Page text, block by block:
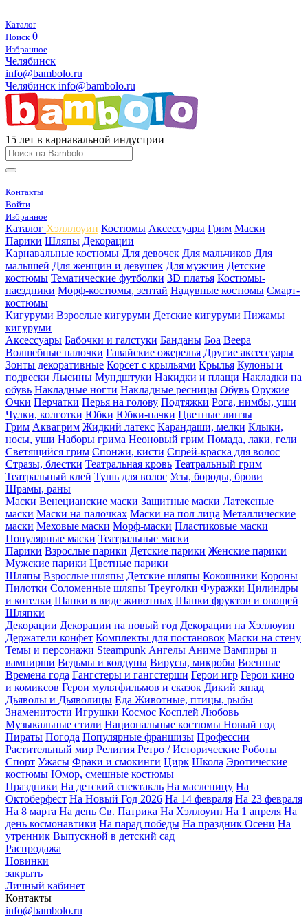
Каталог
Поиск 0
Избранное
Челябинск
info@bambolo.ru
Челябинск info@bambolo.ru
15 лет в карнавальной индустрии
Контакты
Войти
Избранное
Каталог Хэлллоуин Костюмы Аксессуары Грим Маски
Парики Шляпы Декорации
Карнавальные костюмы Для девочек Для мальчиков Для
малышей Для женщин и девушек Для мужчин Детские
костюмы Тематические футболки 3D платья Костюмы-
наездники Морф-костюмы, зентай Надувные костюмы Смарт-
костюмы
Кигуруми Взрослые кигуруми Детские кигуруми Пижамы
кигуруми
Аксессуары Бабочки и галстуки Банданы Боа Веера
Волшебные палочки Гавайские ожерелья Другие аксессуары
Зонты декоративные Корсет с крыльями Крылья Кулоны и
подвески Лысины Мундштуки Накидки и плащи Накладки на
обувь Накладные ногти Накладные ресницы Обувь Оружие
Очки Перчатки Перья на голову Подтяжки Рога, нимбы, уши
Чулки, колготки Юбки Юбки-пачки Цветные линзы
Грим Аквагрим Жидкий латекс Карандаши, мелки Клыки,
носы, уши Наборы грима Неоновый грим Помада, лаки, гели
Светящийся грим Спонжи, кисти Спрей-краска для волос
Стразы, блестки Театральная кровь Театральный грим
Театральный клей Тушь для волос Усы, бороды, брови
Шрамы, раны
Маски Венецианские маски Защитные маски Латексные
маски Маски на палочках Маски на пол лица Металлические
маски Меховые маски Морф-маски Пластиковые маски
Популярные маски Театральные маски
Парики Взрослые парики Детские парики Женские парики
Мужские парики Цветные парики
Шляпы Взрослые шляпы Детские шляпы Кокошники Короны
Пилотки Соломенные шляпы Треуголки Фуражки Цилиндры
и котелки Шапки в виде животных Шапки фруктов и овощей
Шляпки
Декорации Декорации на новый год Декорации на Хэллоуин
Держатели конфет Комплекты для постановок Маски на стену
Темы и персонажи Steampunk Ангелы Аниме Вампиры и
вампирши Ведьмы и колдуны Вирусы, микробы Военные
Времена года Гангстеры и гангстерши Герои игр Герои кино
и комиксов Герои мультфильмов и сказок Дикий запад
Дьяволы и Дьяволицы Еда Животные, птицы, рыбы
Знаменитости Игрушки Космос Косплей Любовь
Музыкальные стили Национальные костюмы Новый год
Пираты Погода Популярные франшизы Профессии
Растительный мир Религия Ретро / Исторические Роботы
Спорт Ужасы Фраки и смокинги Цирк Школа Эротические
костюмы Юмор, смешные костюмы
Праздники На детский спектакль На масленицу На
Октоберфест На Новый Год 2026 На 14 февраля На 23 февраля
На 8 марта На день Св. Патрика На Хэллоуин На 1 апреля На
день космонавтики На парад победы На праздник Осени На
утренник Выпускной в детский сад
Распродажа
Новинки
закрыть
Личный кабинет
Контакты
info@bambolo.ru